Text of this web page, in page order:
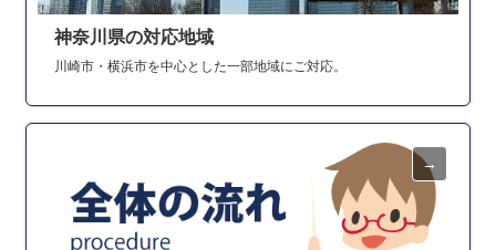
神奈川県の対応地域
川崎市・横浜市を中心とした一部地域にご対応。